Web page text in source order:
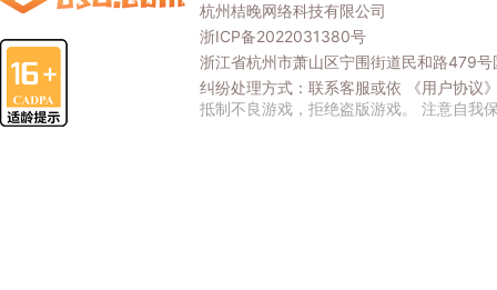
杭州桔晚网络科技有限公司
浙ICP备2022031380号
浙江省杭州市萧山区宁围街道民和路479
纠纷处理方式：联系客服或依
《用户协议
抵制不良游戏，拒绝盗版游戏。 注意自我